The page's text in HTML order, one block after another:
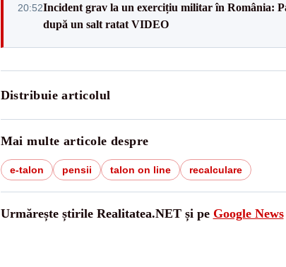
20:52Incident grav la un exercițiu militar în România:
după un salt ratat VIDEO
Distribuie articolul
Mai multe articole despre
e-talon pensii talon on line recalculare
Urmărește știrile Realitatea.NET și pe Google News